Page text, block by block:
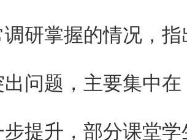
研掌握的情况，
出问题，主要集中
提升，部分课堂